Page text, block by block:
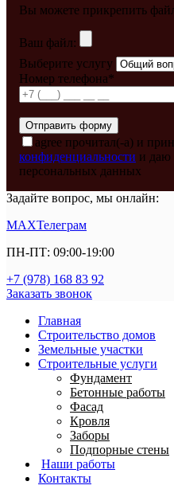
Вы можете прикрепить
Ваш файл:
Выберите услугу
Номер телефона*
agree прочитал(-а) и
конфиденциальности и даю
персональных данных
Задайте вопрос, мы онлайн:
MAXТелеграм
ПН-ПТ: 09:00-19:00
+7 (978) 168 83 92
Заказать звонок
Главная
Строительство домов
Земельные участки
Строительные услуги
Фундамент
Бетонные работы
Фасад
Кровля
Заборы
Подпорные стены
Наши работы
Контакты